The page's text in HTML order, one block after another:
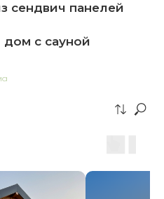
сендвич панелей
с сауной